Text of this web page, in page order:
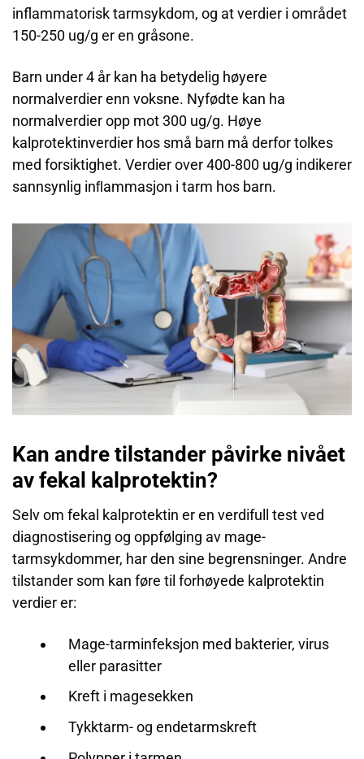
inflammatorisk tarmsykdom, og at verdier i området
150-250 ug/g er en gråsone.
Barn under 4 år kan ha betydelig høyere
normalverdier enn voksne. Nyfødte kan ha
normalverdier opp mot 300 ug/g. Høye
kalprotektinverdier hos små barn må derfor tolkes
med forsiktighet. Verdier over 400-800 ug/g indikerer
sannsynlig inﬂammasjon i tarm hos barn.
Kan andre tilstander påvirke nivået
av fekal kalprotektin?
Selv om fekal kalprotektin er en verdifull test ved
diagnostisering og oppfølging av mage-
tarmsykdommer, har den sine begrensninger. Andre
tilstander som kan føre til forhøyede kalprotektin
verdier er:
Mage-tarminfeksjon med bakterier, virus
eller parasitter
Kreft i magesekken
Tykktarm- og endetarmskreft